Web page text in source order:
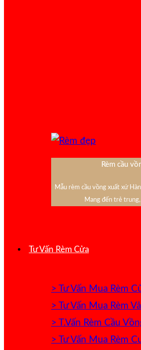
Rèm cầu
Mẫu rèm cầu vồng xuất xứ
Mang đến trẻ trung,
Tư Vấn Rèm Cửa
> Tư Vấn Mua Rèm
> Tư Vấn Mua Rèm
> T.Vấn Rèm Cầu
> Tư Vấn Mua Rèm